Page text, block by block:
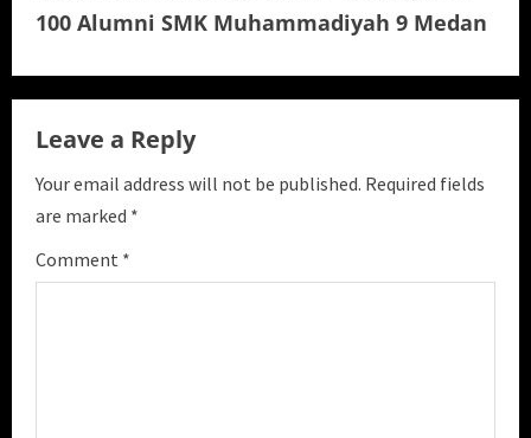
i
n
u
e
R
e
100 Alumni SMK Muhammadiyah 9 Medan
Leave a Reply
Your email address will not be published. Required fields
are marked *
Comment *